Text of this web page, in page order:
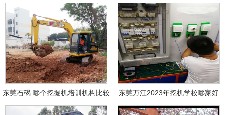
东莞石碣 哪个挖掘机培训机构比较
好?
东莞万江2023年挖机学校哪家好